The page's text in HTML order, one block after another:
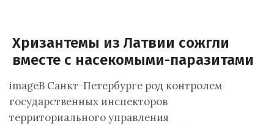
Хризантемы из Латвии сожгли
вместе с насекомыми-паразитами
imageВ Санкт-Петербурге род контролем
государственных инспекторов
территориального управления